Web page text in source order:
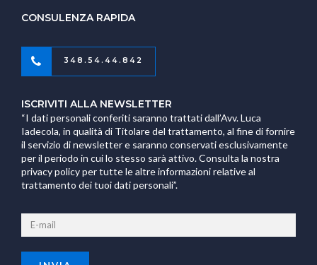
CONSULENZA RAPIDA
348.54.44.842
ISCRIVITI ALLA NEWSLETTER
“I dati personali conferiti saranno trattati dall’Avv. Luca
Iadecola, in qualità di Titolare del trattamento, al fine di fornire
il servizio di newsletter e saranno conservati esclusivamente
per il periodo in cui lo stesso sarà attivo. Consulta la nostra
privacy policy per tutte le altre informazioni relative al
trattamento dei tuoi dati personali”.